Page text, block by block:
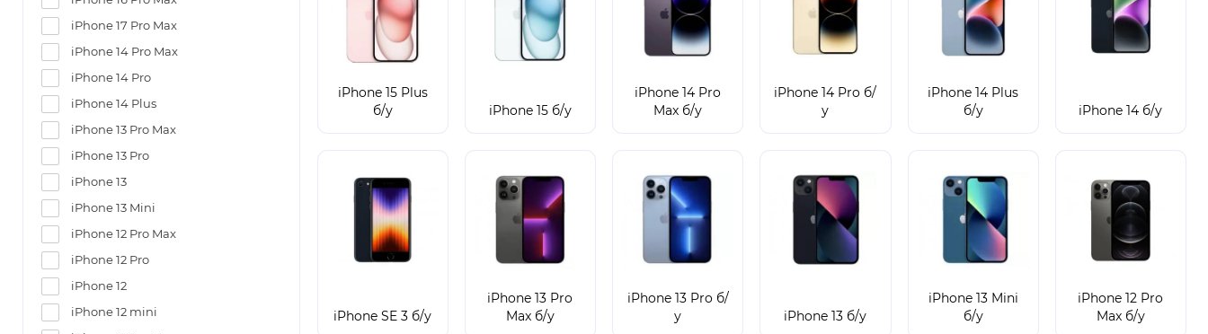
iPhone 17 Pro Max
iPhone 14 Pro Max
iPhone 14 Pro
iPhone 14 Plus
iPhone 13 Pro Max
iPhone 13 Pro
iPhone 13
iPhone 13 Mini
iPhone 12 Pro Max
iPhone 12 Pro
iPhone 12
iPhone 12 mini
iPhone 15 Plus
б/у
iPhone 15 б/у
iPhone 14 Pro
Max б/у
iPhone 14 Pro б/
у
iPhone 14 Plus
б/у
iPhone 14 б/у
iPhone SE 3 б/у
iPhone 13 Pro
Max б/у
iPhone 13 Pro б/
у
iPhone 13 б/у
iPhone 13 Mini
б/у
iPhone 12 Pro
Max б/у